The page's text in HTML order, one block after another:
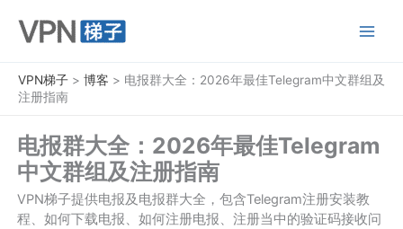
VPN梯子 > 博客 > 电报群大全：2026年最佳Telegram中文群组及
注册指南
电报群大全：2026年最佳Telegram
中文群组及注册指南
VPN梯子提供电报及电报群大全，包含Telegram注册安装教
程、如何下载电报、如何注册电报、注册当中的验证码接收问